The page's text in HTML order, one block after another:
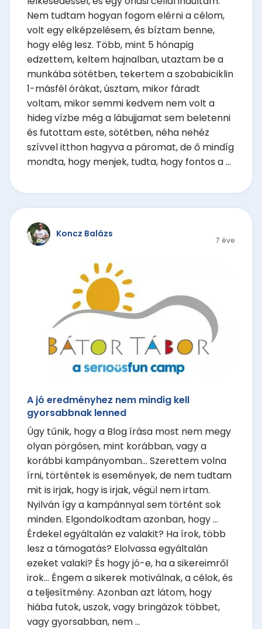
Nem tudtam hogyan fogom elérni a célom,
volt egy elképzelésem, és bíztam benne,
hogy elég lesz. Több, mint 5 hónapig
edzettem, keltem hajnalban, utaztam be a
munkába sötétben, tekertem a szobabiciklin
1-másfél órákat, úsztam, mikor fáradt
voltam, mikor semmi kedvem nem volt a
hideg vízbe még a lábujjamat sem beletenni
és futottam este, sötétben, néha nehéz
szívvel itthon hagyva a páromat, de ő mindíg
mondta, hogy menjek, tudta, hogy fontos a ...
Koncz Balázs
7 éve
A jó eredményhez nem mindig kell
gyorsabbnak lenned
Úgy tűnik, hogy a Blog írása most nem megy
olyan pörgősen, mint korábban, vagy a
korábbi kampányomban... Szerettem volna
írni, történtek is események, de nem tudtam
mit is irjak, hogy is irjak, végül nem irtam.
Nyilván így a kampánnyal sem történt sok
minden. Elgondolkodtam azonban, hogy ...
Érdekel egyáltalán ez valakit? Ha írok, több
lesz a támogatás? Elolvassa egyáltalán
ezeket valaki? És hogy jó-e, ha a sikereimről
irok... Éngem a sikerek motiválnak, a célok, és
a teljesítmény. Azonban azt látom, hogy
hiába futok, uszok, vagy bringázok többet,
vagy gyorsabban, nem ...